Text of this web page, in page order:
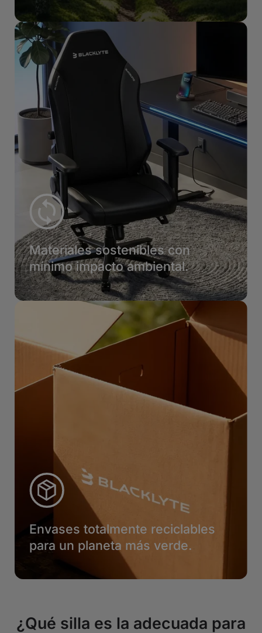
Materiales sostenibles con
mínimo impacto ambiental.
Envases totalmente reciclables
para un planeta más verde.
¿Qué silla es la adecuada para